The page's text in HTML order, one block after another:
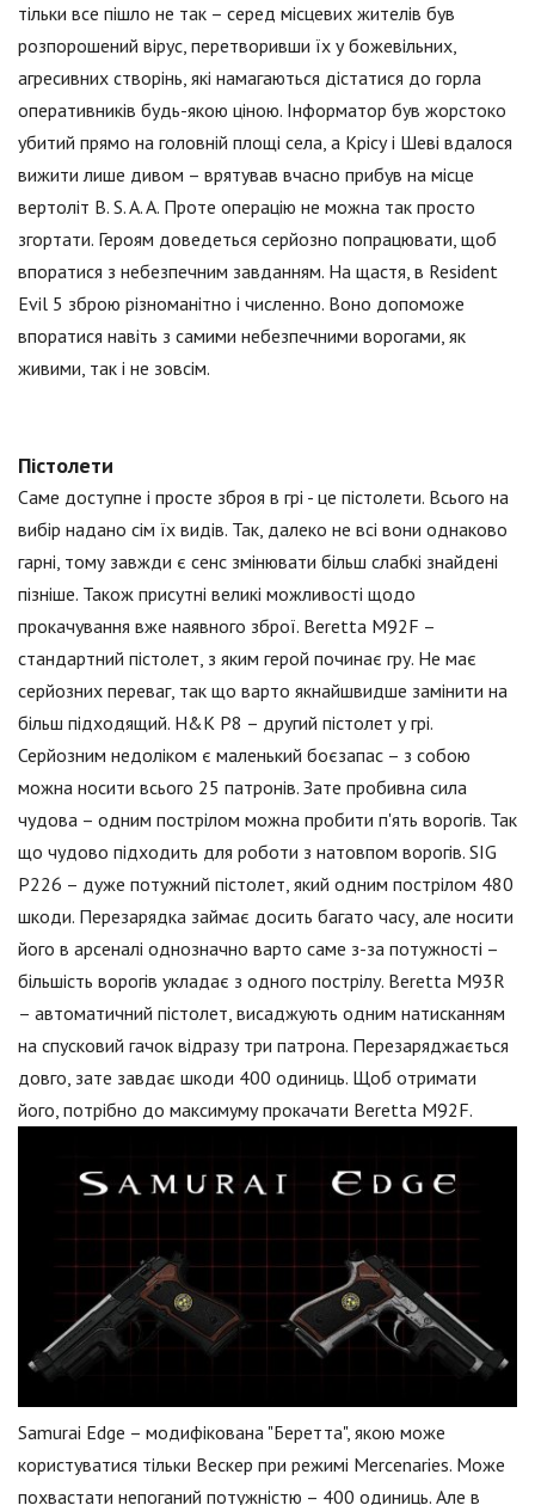
тільки все пішло не так – серед місцевих жителів був
розпорошений вірус, перетворивши їх у божевільних,
агресивних створінь, які намагаються дістатися до горла
оперативників будь-якою ціною. Інформатор був жорстоко
убитий прямо на головній площі села, а Крісу і Шеві вдалося
вижити лише дивом – врятував вчасно прибув на місце
вертоліт B. S. A. A. Проте операцію не можна так просто
згортати. Героям доведеться серйозно попрацювати, щоб
впоратися з небезпечним завданням. На щастя, в Resident
Evil 5 зброю різноманітно і численно. Воно допоможе
впоратися навіть з самими небезпечними ворогами, як
живими, так і не зовсім.
Пістолети
Саме доступне і просте зброя в грі - це пістолети. Всього на
вибір надано сім їх видів. Так, далеко не всі вони однаково
гарні, тому завжди є сенс змінювати більш слабкі знайдені
пізніше. Також присутні великі можливості щодо
прокачування вже наявного зброї. Beretta M92F –
стандартний пістолет, з яким герой починає гру. Не має
серйозних переваг, так що варто якнайшвидше замінити на
більш підходящий. H&K P8 – другий пістолет у грі.
Серйозним недоліком є маленький боєзапас – з собою
можна носити всього 25 патронів. Зате пробивна сила
чудова – одним пострілом можна пробити п'ять ворогів. Так
що чудово підходить для роботи з натовпом ворогів. SIG
P226 – дуже потужний пістолет, який одним пострілом 480
шкоди. Перезарядка займає досить багато часу, але носити
його в арсеналі однозначно варто саме з-за потужності –
більшість ворогів укладає з одного пострілу. Beretta M93R
– автоматичний пістолет, висаджують одним натисканням
на спусковий гачок відразу три патрона. Перезаряджається
довго, зате завдає шкоди 400 одиниць. Щоб отримати
його, потрібно до максимуму прокачати Beretta M92F.
Samurai Edge – модифікована "Беретта", якою може
користуватися тільки Вескер при режимі Mercenaries. Може
похвастати непоганий потужністю – 400 одиниць. Але в